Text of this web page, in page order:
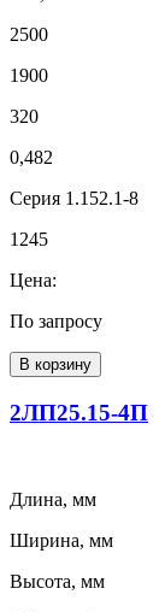
2500
1900
320
0,482
Серия 1.152.1-8
1245
Цена:
По запросу
В корзину
2ЛП25.15-4П
Длина, мм
Ширина, мм
Высота, мм